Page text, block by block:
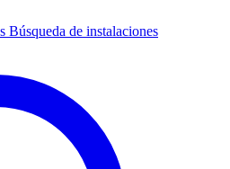
Búsqueda de instalaciones